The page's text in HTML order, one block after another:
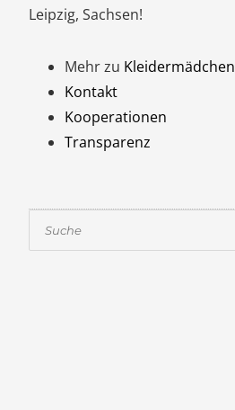
Leipzig, Sachsen!
Mehr zu Kleidermädchen
Kontakt
Kooperationen
Transparenz
Suchen